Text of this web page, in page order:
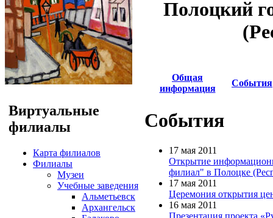
Виртуальные
филиалы
Карта филиалов
Филиалы
Музеи
Учебные заведения
Альметьевск
Архангельск
Полоцкий
Общая
информация
События
События
17 мая 2011
Открытие
филиал" в Полоцке
17 мая 2011
Церемония открытия
16 мая 2011
Презентация проекта